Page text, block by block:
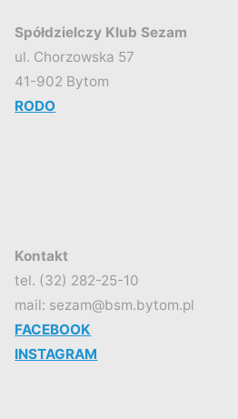
Spółdzielczy Klub Sezam
ul. Chorzowska 57
41-902 Bytom
RODO
Kontakt
tel. (32) 282-25-10
mail: sezam@bsm.bytom.pl
FACEBOOK
INSTAGRAM